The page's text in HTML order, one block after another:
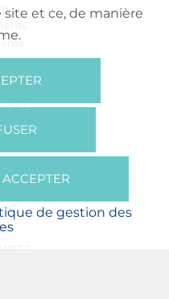
et ce, de manière
de gestion des